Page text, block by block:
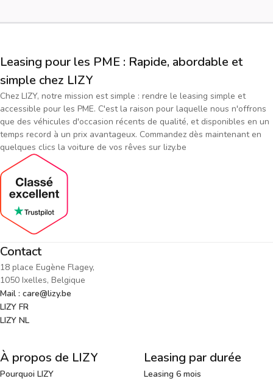
Leasing pour les PME : Rapide, abordable et
simple chez LIZY
Chez LIZY, notre mission est simple : rendre le leasing simple et
accessible pour les PME. C'est la raison pour laquelle nous n'offrons
que des véhicules d'occasion récents de qualité, et disponibles en un
temps record à un prix avantageux. Commandez dès maintenant en
quelques clics la voiture de vos rêves sur lizy.be
Contact
18 place Eugène Flagey,
1050 Ixelles, Belgique
Mail : care@lizy.be
LIZY FR
LIZY NL
À propos de LIZY
Pourquoi LIZY
Leasing par durée
Leasing 6 mois